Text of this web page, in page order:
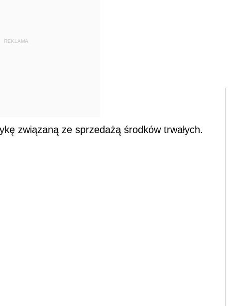
REKLAMA
związaną ze sprzedażą środków trwałych.